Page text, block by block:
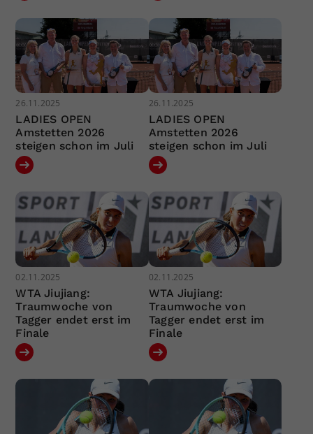
26.11.2025
LADIES OPEN
Amstetten 2026
steigen schon im Juli
26.11.2025
LADIES OPEN
Amstetten 2026
steigen schon im Juli
02.11.2025
WTA Jiujiang:
Traumwoche von
Tagger endet erst im
Finale
02.11.2025
WTA Jiujiang:
Traumwoche von
Tagger endet erst im
Finale